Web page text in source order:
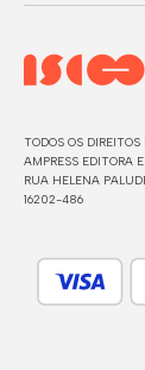
TODOS OS DIREITOS
AMPRESS EDITORA
RUA HELENA
16202-486